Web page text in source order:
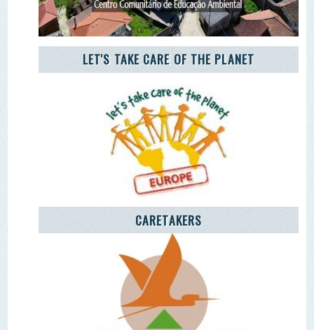
AGÊNCIA JOVEM NOTÍCIAS
Termos de Uso | Privacidade | Litígio Consumo